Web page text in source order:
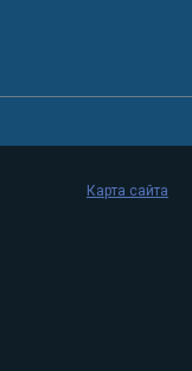
Карта сайта